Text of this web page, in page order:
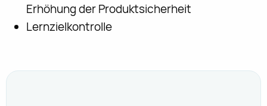
Erhöhung der Produktsicherheit
Lernzielkontrolle